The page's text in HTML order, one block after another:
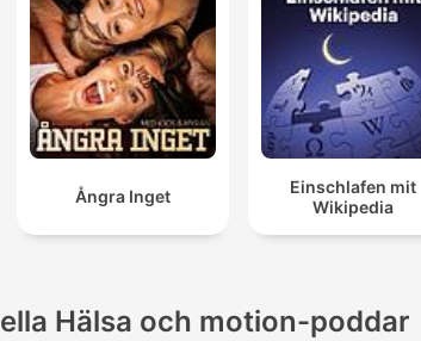
Ångra Inget
Einschlafen mit
Wikipedia
Hälsa och motion-poddar